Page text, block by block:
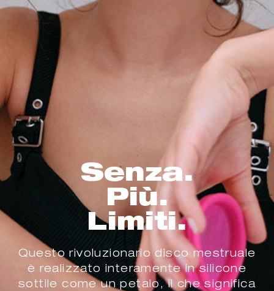
Senza.
Più.
Limiti.
Questo rivoluzionario disco mestruale
è realizzato interamente in silicone
sottile come un petalo, il che significa